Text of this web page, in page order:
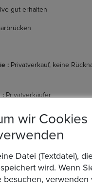
gut erhalten
: Privatverkauf, keine
:Privatverkäufer
zusätzliche Steuer
wir Cookies
Datei (Textdatei),
wird. Wenn
besuchen, verwenden